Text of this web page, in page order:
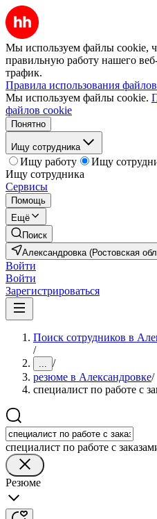
Мы используем файлы cookie,
правильную работу нашего
трафик.
Правила использования
Мы используем файлы cookie.
файлов cookie
Понятно
Ищу сотрудника
Ищу работу
Ищу
Ищу сотрудника
Сервисы
Помощь
Ещё
Поиск
Александровка (Ростовская
Войти
Войти
Зарегистрироваться
Поиск сотрудников в
/
... /
резюме в Александровке/
специалист по работе с
специалист по работе с
Резюме